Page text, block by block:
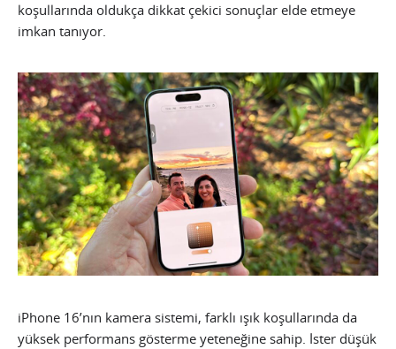
koşullarında oldukça dikkat çekici sonuçlar elde etmeye
imkan tanıyor.
iPhone 16’nın kamera sistemi, farklı ışık koşullarında da
yüksek performans gösterme yeteneğine sahip. İster düşük